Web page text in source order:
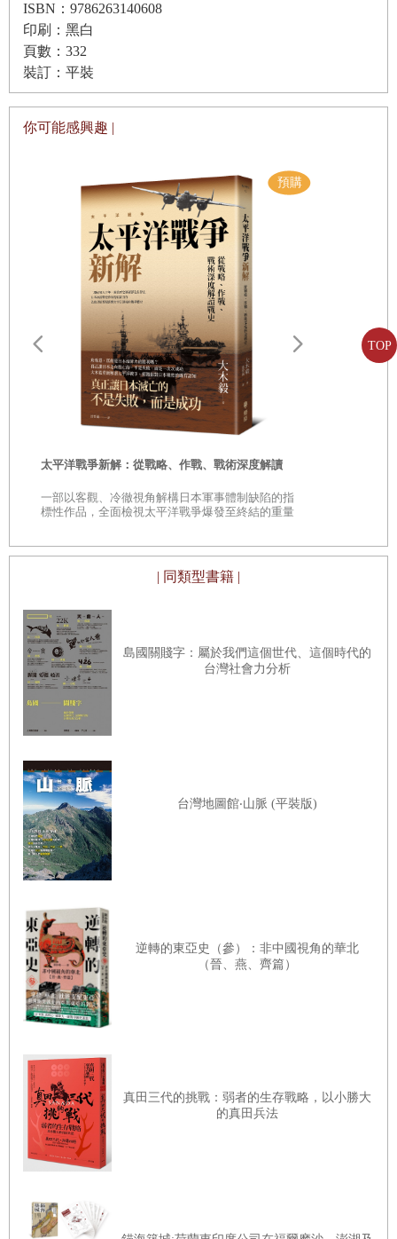
TOP
信的新任報社總編輯。
就報紙發行遍及全國的報社而言，位居總編輯者大多已在政治圈樹立
權勢，或是終其一生在陰謀詭計及競爭敵對中爭權奪位後，才可能坐
過國內任何一位政治人物或企業家的電話。對於報社編輯總部，我向
來不感興趣，認定這輩子可以懷抱著已有的小小成就，不用使喚別人
也不用被使喚，好好過日子。
但那時的我，接下的不僅不是一般的主管職，甚至還是編輯總部的總
在這間報社內最貴氣逼人的辦公室裡，近三十年來有許多重大決策及
獨家新聞在此談定，足以擊潰政府，摧毀（或挽救）某人政治生涯，
揭露國家機密、陰謀策劃等。《世界報》（El Mundo）的總編輯室，
一直以來都是我國最具影響力的核心權力之一，無論是君王、法官、
部長、名人、作者、歌手、地方權貴人士及其追隨者，無一不奉承。
我踏進來時，正是媒體大環境最差的時期。那時我們報社的實體報紙
流通量，七年來連續衰退，總跌幅超過六○％，只好引進更多廣告，
至出現因為不願意支付記者的計程車費，就乾脆不去報導某些新聞的
《世界報》為國內數位報紙的先驅之一，但《國家報》（el País）已
奪走我們在網路世界的領先地位。報社編輯總部士氣低落，多年來減
薪又裁員，但受創最重的，其實是已擔任四分之一個世紀任期的時任
總編兼報社創辦人貝德羅．何達（Pedro Jota Ramírez）。至於因為遲
遲沒能繼承何達的總編輯職位，而總被我們戲稱為「查爾斯王子」的
待許久的總編大位，也只撐了十五個月便被迫讓位。國家整體背負著
經濟受創的傷痕，又遭遇自轉型民主法治社會以來前所未有的緊張政
治局勢，害怕失去特權而緊抓不放的既得利益者，與對既有政權造成
威脅的新政黨，以及向掌權者卑躬屈膝的某些媒體，趁我們正脆弱
時，聯合重擊媒體新聞自由，程度可謂自佛朗哥獨裁政權結束以來最
為嚴重。
究竟是哪個環節出了錯？
◈
與警衛釐清誤會之後，我繼續朝著報社的編輯總部走去，同時一陣熟
時總是如此。例如，第一次聽到：「希門內斯，卡拉班切區
（Carabanchel）有抗議活動，你快去。」而被派出門採訪時；還有為
了設立亞洲特派新聞中心，我所搭的班機飛抵香港的那刻；以及，滿
懷可能會碰到《危險年代》（The Year of Living Dangerously）電影裡
對天災與戰爭混亂現場的那個當下。然後我很快就覺悟了，知道自己
ISBN：9786263140608
印刷：黑白
頁數：332
裝訂：平裝
你可能感興趣 |
太平洋戰爭新解：從戰略、作戰、戰術深度解讀
一部以客觀、冷徹視角解構日本軍事體制缺陷的指
標性作品，全面檢視太平洋戰爭爆發至終結的重量
遠野物語：
| 同類型書籍 |
島國關賤字：屬於我們這個世代、這個時代的
台灣社會力分析
台灣地圖館‧山脈 (平裝版)
逆轉的東亞史（參）：非中國視角的華北
（晉、燕、齊篇）
真田三代的挑戰：弱者的生存戰略，以小勝大
的真田兵法